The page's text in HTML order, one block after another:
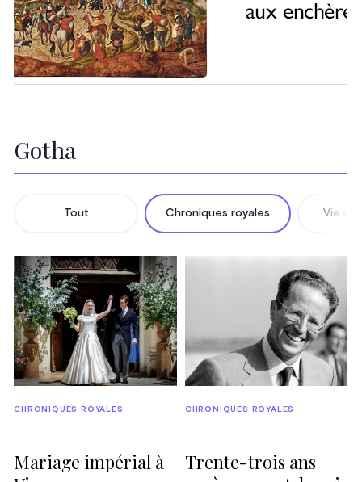
Gotha
Tout Chroniques royales Vie
Mariage impérial à
CHRONIQUES ROYALES
Trente-trois ans
CHRONIQUES ROYALES